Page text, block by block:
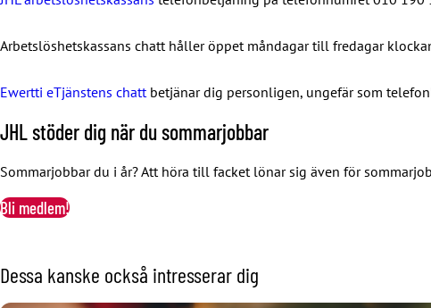
Arbetslöshetskassans chatt håller öppet måndagar till fredagar
Ewertti eTjänstens chatt betjänar dig personligen, ungefär som
JHL stöder dig när du sommarjobbar
Sommarjobbar du i år? Att höra till facket lönar sig även för
Bli medlem!
Dessa kanske också intresserar dig